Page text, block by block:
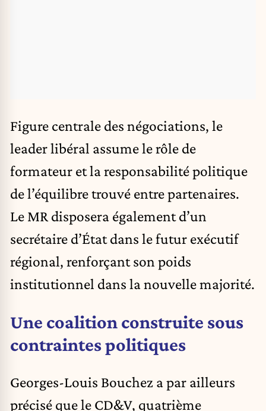
Figure centrale des négociations, le
leader libéral assume le rôle de
formateur et la responsabilité politique
de l’équilibre trouvé entre partenaires.
Le MR disposera également d’un
secrétaire d’État dans le futur exécutif
régional, renforçant son poids
institutionnel dans la nouvelle majorité.
Une coalition construite sous
contraintes politiques
Georges-Louis Bouchez a par ailleurs
précisé que le CD&V, quatrième